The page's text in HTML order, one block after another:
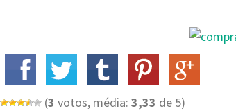
(3 votos, média:3,33 de 5)